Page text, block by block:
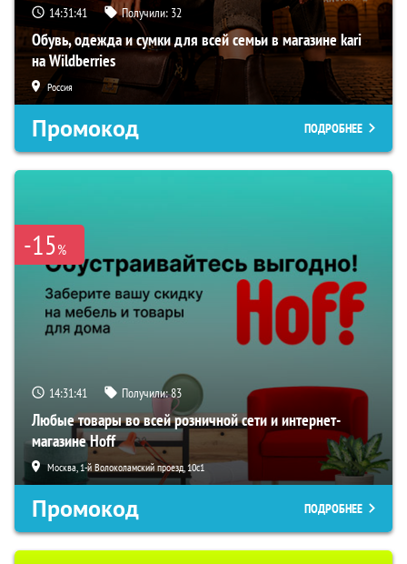
14:31:40 Получили: 32
Обувь, одежда и сумки для всей семьи в магазине kari
на Wildberries
Россия
Промокод ПОДРОБНЕЕ
-15%
14:31:40 Получили:83
Любые товары во всей розничной сети и интернет-
магазине Hoff
Москва, 1-й Волоколамский проезд, 10с1
Промокод ПОДРОБНЕЕ